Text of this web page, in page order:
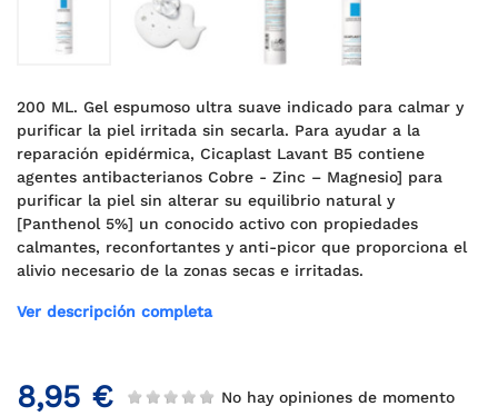
200 ML. Gel espumoso ultra suave indicado para calmar y
purificar la piel irritada sin secarla. Para ayudar a la
reparación epidérmica, Cicaplast Lavant B5 contiene
agentes antibacterianos Cobre - Zinc – Magnesio] para
purificar la piel sin alterar su equilibrio natural y
[Panthenol 5%] un conocido activo con propiedades
calmantes, reconfortantes y anti-picor que proporciona el
alivio necesario de la zonas secas e irritadas.
Ver descripción completa
8,95 € No hay opiniones de momento